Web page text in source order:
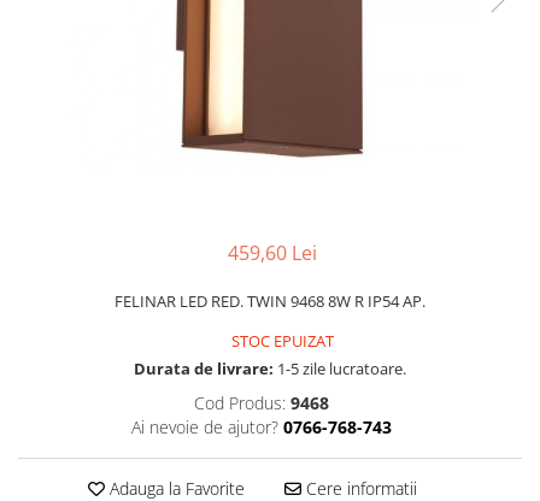
PLAFONIERE MODERNE
LAMPADARE MODERNE
LAMPADARE CU LED
APLICE VINTAGE
SUSPENSII COPII
459,60 Lei
FELINAR LED RED. TWIN 9468 8W R IP54 AP.
STOC EPUIZAT
Durata de livrare: 1-5 zile lucratoare.
Cod Produs: 9468
Ai nevoie de ajutor? 0766-768-743
Adauga la Favorite Cere informatii